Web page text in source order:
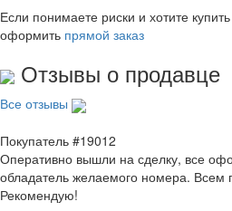
Если понимаете риски и хотите
оформить прямой заказ
Отзывы о продавце
Все отзывы
Покупатель #19012
Оперативно вышли на сделку, все
обладатель желаемого номера. Всем
Рекомендую!